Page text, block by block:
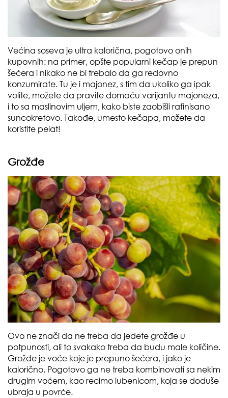
Većina soseva je ultra kalorična, pogotovo onih
kupovnih: na primer, opšte popularni kečap je prepun
šećera i nikako ne bi trebalo da ga redovno
konzumirate. Tu je i majonez, s tim da ukoliko ga ipak
volite, možete da pravite domaću varijantu majoneza,
i to sa maslinovim uljem, kako biste zaobišli rafinisano
suncokretovo. Takođe, umesto kečapa, možete da
koristite pelat!
Grožđe
Ovo ne znači da ne treba da jedete grožđe u
potpunosti, ali to svakako treba da budu male količine.
Grožđe je voće koje je prepuno šećera, i jako je
kalorično. Pogotovo ga ne treba kombinovati sa nekim
drugim voćem, kao recimo lubenicom, koja se doduše
ubraja u povrće.